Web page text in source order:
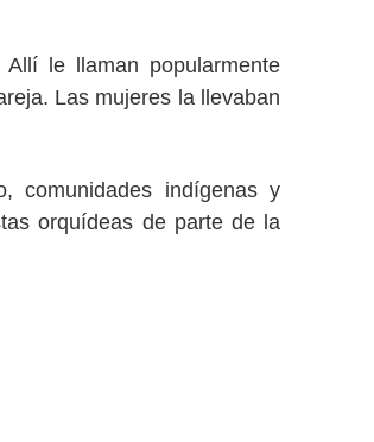
Allí le llaman popularmente
Las mujeres la llevaban
comunidades indígenas y
orquídeas de parte de la